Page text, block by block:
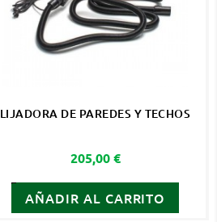
LIJADORA DE PAREDES Y TECHOS
Precio
205,00 €
AÑADIR AL CARRITO